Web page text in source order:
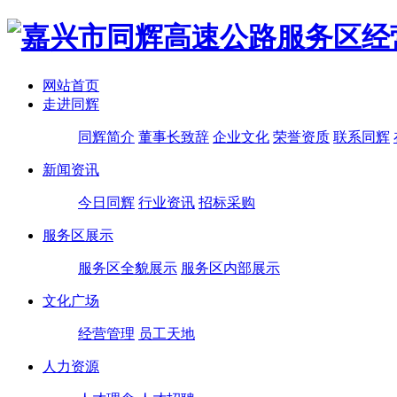
网站首页
走进同辉
同辉简介 董事长致辞 企业文化 荣誉资质 联系同辉
新闻资讯
今日同辉 行业资讯 招标采购
服务区展示
服务区全貌展示 服务区内部展示
文化广场
经营管理 员工天地
人力资源